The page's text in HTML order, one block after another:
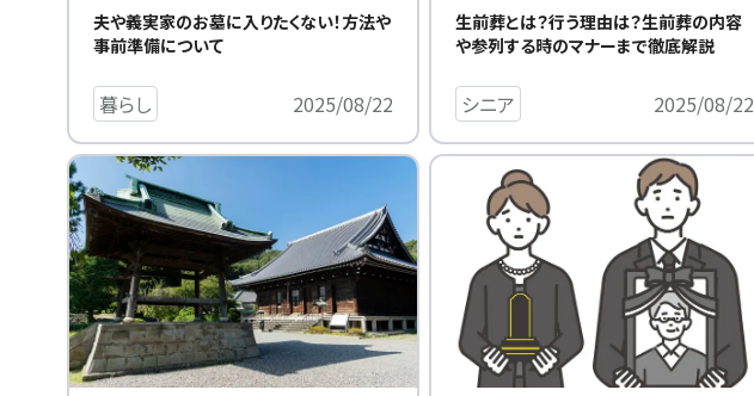
夫や義実家のお墓に入りたくない！方法や
事前準備について
暮らし 2025/08/22
生前葬とは？行う理由は？生前葬の内容
や参列する時のマナーまで徹底解説
シニア 2025/08/22